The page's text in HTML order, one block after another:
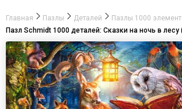
Главная Пазлы Деталей
Пазлы 1000
Пазл Schmidt 1000 деталей: Сказки на ночь в лесу